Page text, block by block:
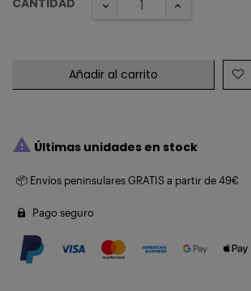
Añadir al carrito
 Últimas unidades en stock
📦 Envíos peninsulares GRATIS a partir de 49€
Pago seguro